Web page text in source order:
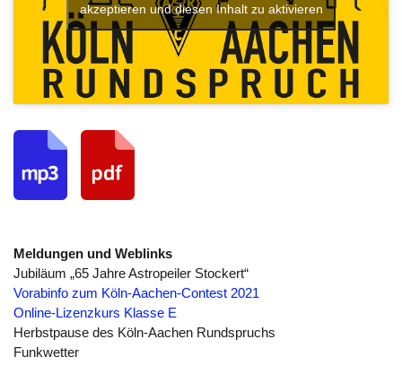
akzeptieren und diesen Inhalt zu aktivieren
Meldungen und Weblinks
Jubiläum „65 Jahre Astropeiler Stockert“
Vorabinfo zum Köln-Aachen-Contest 2021
Online-Lizenzkurs Klasse E
Herbstpause des Köln-Aachen Rundspruchs
Funkwetter